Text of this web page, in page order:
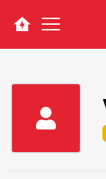
Navigation